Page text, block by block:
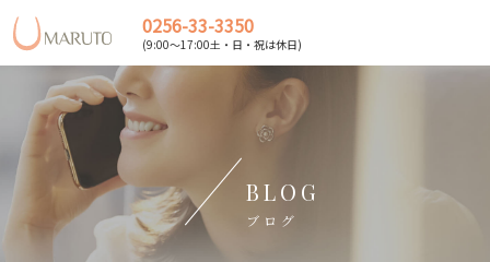
0256-33-3350
(9:00～17:00土・日・祝は休日)
BLOG
ブログ